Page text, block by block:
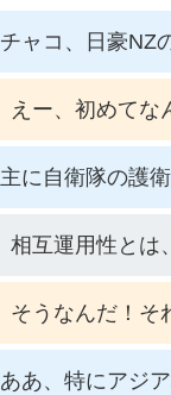
チャコ、日豪NZ
えー、初めてな
主に自衛隊の護
相互運用性とは
そうなんだ！そ
ああ、特にアジ